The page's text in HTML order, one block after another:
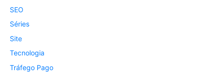
SEO
Séries
Site
Tecnologia
Tráfego Pago